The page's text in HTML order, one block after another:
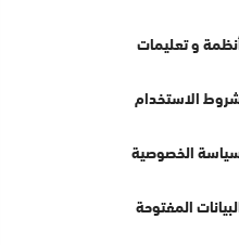
و تعليمات
الاستخدام
الخصوصية
المفتوحة